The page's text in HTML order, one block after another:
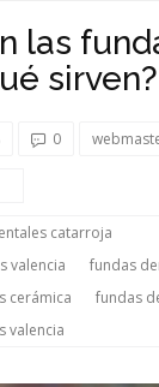
las
sirven?
0
catarroja
valencia
fundas
cerámica
fundas
valencia